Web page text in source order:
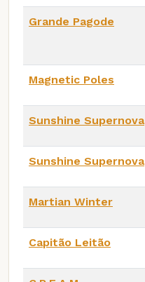
Grande Pagode
Magnetic Poles
Sunshine Supernova
Sunshine Supernova
Martian Winter
Capitão Leitão